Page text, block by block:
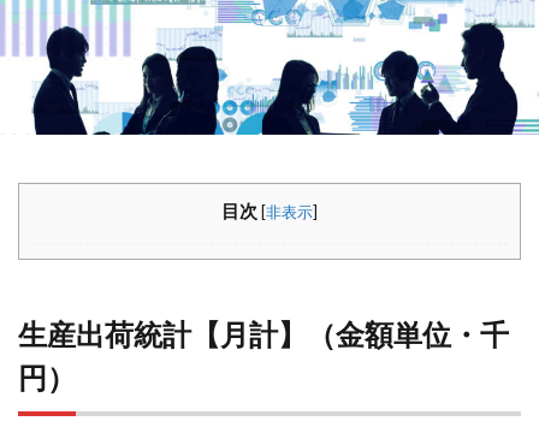
目次 [非表示]
生産出荷統計【月計】（金額単位・千
円）